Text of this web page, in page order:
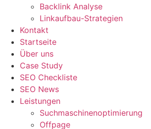
Backlink Analyse
Linkaufbau-Strategien
Kontakt
Startseite
Über uns
Case Study
SEO Checkliste
SEO News
Leistungen
Suchmaschinenoptimierung
Offpage